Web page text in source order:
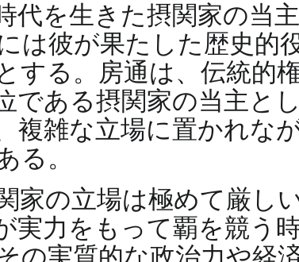
代を生きた摂関家の当
は彼が果たした歴史的
する。房通は、伝統的
である摂関家の当主と
複雑な立場に置かれな
る。
家の立場は極めて厳し
実力をもって覇を競う